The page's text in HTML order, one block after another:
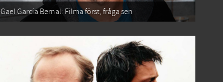
Gael García Bernal: Filma först, fråga sen